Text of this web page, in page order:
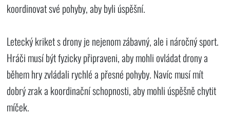
koordinovat své pohyby, aby byli úspěšní.
Letecký kriket s drony je nejenom zábavný, ale i náročný sport.
Hráči musí být fyzicky připraveni, aby mohli ovládat drony a
během hry zvládali rychlé a přesné pohyby. Navíc musí mít
dobrý zrak a koordinační schopnosti, aby mohli úspěšně chytit
míček.